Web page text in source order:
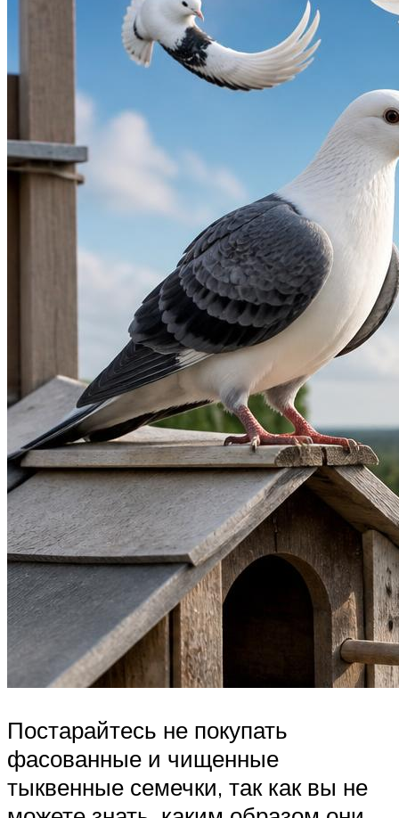
Постарайтесь не покупать
фасованные и чищенные
тыквенные семечки, так как вы не